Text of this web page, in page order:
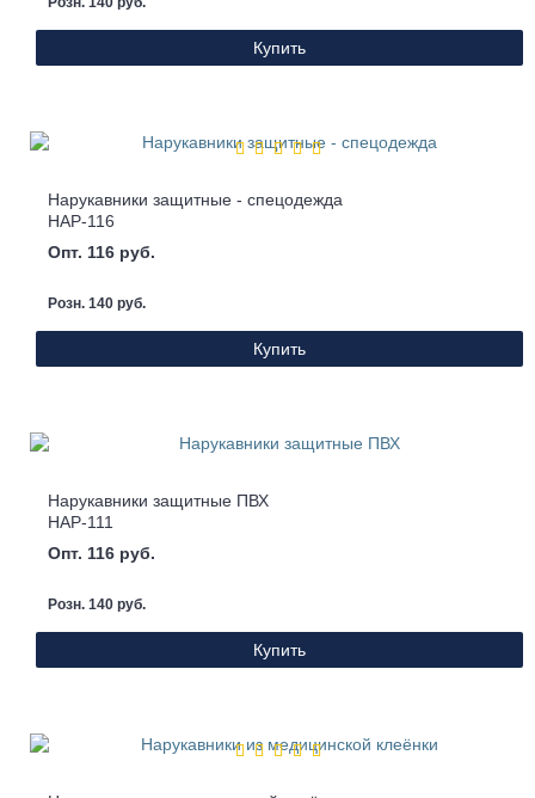
Купить
Нарукавники защитные - спецодежда
НАР-116
Опт. 116 руб.
Розн. 140 руб.
Купить
Нарукавники защитные ПВХ
НАР-111
Опт. 116 руб.
Розн. 140 руб.
Купить